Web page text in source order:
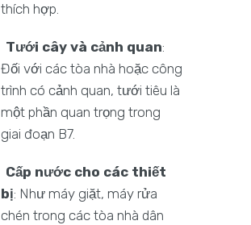
thích hợp.
Tưới cây và cảnh quan:
Đối với các tòa nhà hoặc công
trình có cảnh quan, tưới tiêu là
một phần quan trọng trong
giai đoạn B7.
Cấp nước cho các thiết
bị: Như máy giặt, máy rửa
chén trong các tòa nhà dân